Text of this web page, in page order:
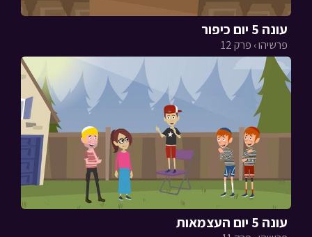
עונה 5 יום כיפור
פרשיהו › פרק 12
עונה 5 יום העצמאות